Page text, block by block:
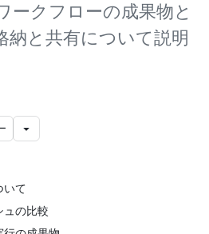
ークフローの成果物と
納と共有について説明
いて
ュの比較